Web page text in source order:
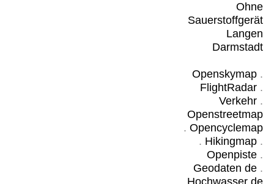
Ohne
Sauerstoffgerät
Langen
Darmstadt
Openskymap.
FlightRadar.
Verkehr.
Openstreetmap
. Opencyclemap
. Hikingmap.
Openpiste.
Geodaten de.
Hochwasser de